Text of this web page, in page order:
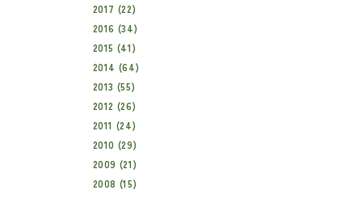
2017 (22)
2016 (34)
2015 (41)
2014 (64)
2013 (55)
2012 (26)
2011 (24)
2010 (29)
2009 (21)
2008 (15)